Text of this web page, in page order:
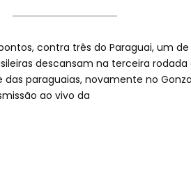
contra três do Paraguai, um
descansam na terceira
paraguaias, novamente no
ao vivo da